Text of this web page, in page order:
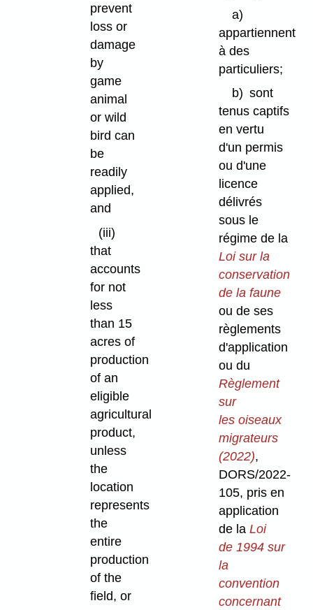
prevent
loss or
damage
by
game
animal
or wild
bird can
be
readily
applied,
and
(iii)
that
accounts
for not
less
than 15
acres of
production
of an
eligible
agricultural
product,
unless
the
location
represents
the
entire
production
of the
field, or
a)
appartiennent
à des
particuliers;
b) sont
tenus captifs
en vertu
d'un permis
ou d'une
licence
délivrés
sous le
régime de la
Loi sur la
conservation
de la faune
ou de ses
règlements
d'application
ou du
Règlement
sur
les oiseaux
migrateurs
(2022),
DORS/2022-
105, pris en
application
de la Loi
de 1994 sur
la
convention
concernant